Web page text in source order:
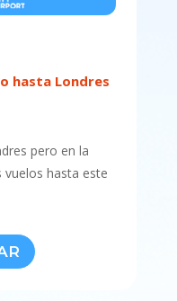
hasta Londres
pero en la
vuelos hasta este